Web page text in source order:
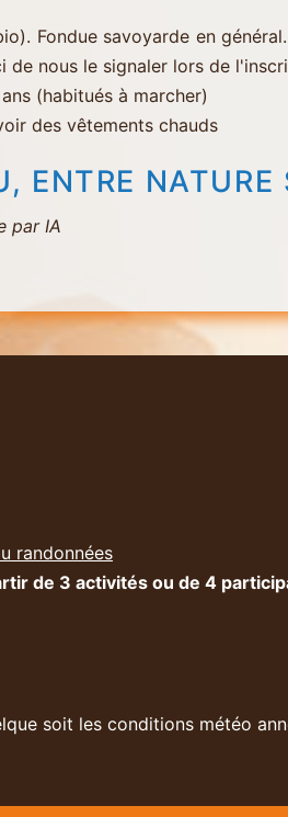
Fondue savoyarde en général.
de nous le signaler lors de
(habitués à marcher)
des vêtements chauds
ENTRE
par IA
randonnées
de 3 activités ou de 4
soit les conditions météo